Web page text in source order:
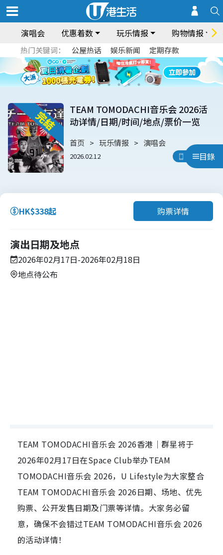
演唱会 优惠着数 玩乐情报 购物情报
热门关键词： 公屋热话 娱乐新闻 定期存款
目錄
TEAM TOMODACHI音乐会 2026活
动详情/日期/时间/地点/票价一览
首页 玩乐情报 演唱会
2026.02.12 用App睇
HK$338起 购票详情
演出日期及地点
2026年02月17日-2026年02月18日
地点待公布
TEAM TOMODACHI音乐会 2026香港｜群星将于
2026年02月17日在Space Club举办TEAM
TOMODACHI音乐会 2026，U Lifestyle为大家整合
TEAM TOMODACHI音乐会 2026日期、场地、优先
购票、公开发售日期及门票等详情。大家务必留
意，确保不会错过TEAM TOMODACHI音乐会 2026
的活动详情！